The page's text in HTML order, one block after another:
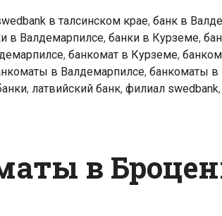
в талсинском крае, банк в
в Валдемарпилсе, банки в Курземе,
, банкомат в Курземе,
в Валдемарпилсе, банкоматы в
, латвийский банк, филиал swedbank,
в